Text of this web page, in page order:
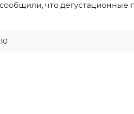
что дегустационные